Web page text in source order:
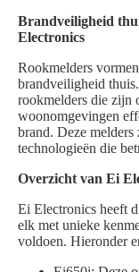
Brandveiligheid
Electronics
Rookmelders
brandveiligheid thuis.
rookmelders die zijn
woonomgevingen
brand. Deze melders
technologieën die
Overzicht van Ei
Ei Electronics heeft
elk met unieke
voldoen. Hieronder